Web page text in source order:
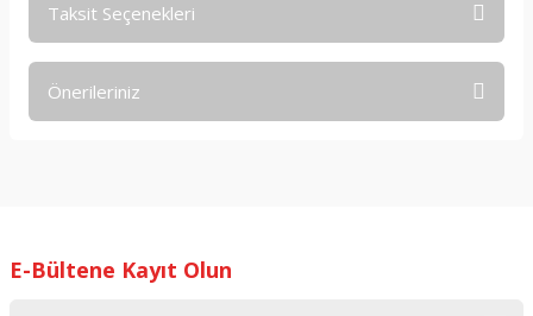
Taksit Seçenekleri
Önerileriniz
Ürün resmi kalitesiz, bozuk veya görüntülenemiyor.
E-Bültene Kayıt Olun